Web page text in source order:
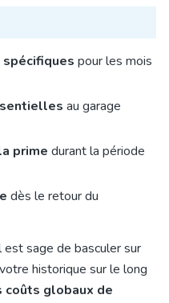
pour les mois
au garage
prime durant la période
dès le retour du
sage de basculer sur
historique sur le long
coûts globaux de